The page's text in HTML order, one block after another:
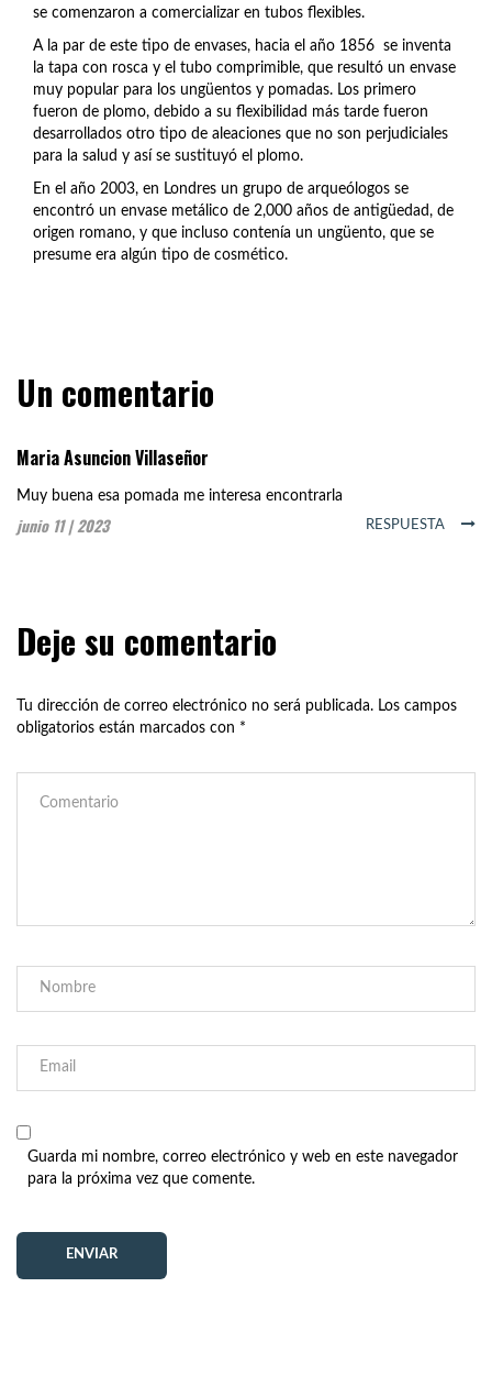
se comenzaron a comercializar en tubos flexibles.
A la par de este tipo de envases, hacia el año 1856 se inventa
la tapa con rosca y el tubo comprimible, que resultó un envase
muy popular para los ungüentos y pomadas. Los primero
fueron de plomo, debido a su flexibilidad más tarde fueron
desarrollados otro tipo de aleaciones que no son perjudiciales
para la salud y así se sustituyó el plomo.
En el año 2003, en Londres un grupo de arqueólogos se
encontró un envase metálico de 2,000 años de antigüedad, de
origen romano, y que incluso contenía un ungüento, que se
presume era algún tipo de cosmético.
Un comentario
Maria Asuncion Villaseñor
Muy buena esa pomada me interesa encontrarla
junio 11 | 2023 RESPUESTA
Deje su comentario
Tu dirección de correo electrónico no será publicada. Los campos
obligatorios están marcados con *
Guarda mi nombre, correo electrónico y web en este navegador
para la próxima vez que comente.